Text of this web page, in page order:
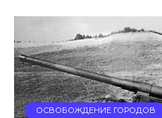
ОСВОБОЖДЕНИЕ ГОРОДОВ